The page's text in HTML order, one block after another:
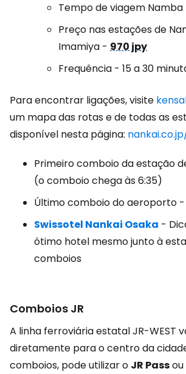
Tempo de viagem
Preço nas estações de
Imamiya - 970 jpy
Frequência - 15 a 30
Para encontrar ligações, visite
um mapa das rotas e de todas as
disponível nesta página:
Primeiro comboio da estação
(o comboio chega às 6:35)
Último comboio do aeroporto -
Swissotel Nankai Osaka -
ótimo hotel mesmo junto à
comboios
Comboios JR
A linha ferroviária estatal JR-WEST
diretamente para o centro da
comboios, pode utilizar o JR Pass